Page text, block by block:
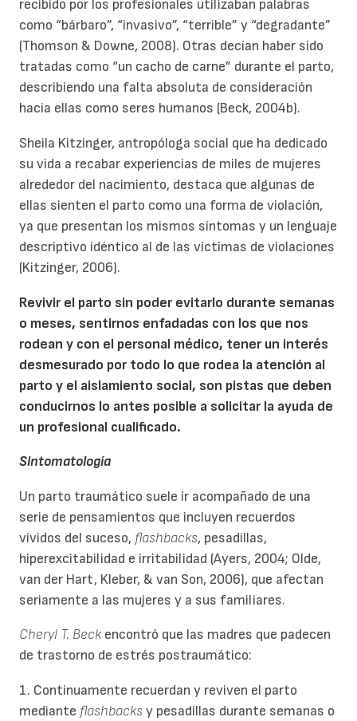
recibido por los profesionales utilizaban palabras
como “bárbaro”, “invasivo”, “terrible” y “degradante”
(Thomson & Downe, 2008). Otras decían haber sido
tratadas como “un cacho de carne” durante el parto,
describiendo una falta absoluta de consideración
hacia ellas como seres humanos (Beck, 2004b).
Sheila Kitzinger, antropóloga social que ha dedicado
su vida a recabar experiencias de miles de mujeres
alrededor del nacimiento, destaca que algunas de
ellas sienten el parto como una forma de violación,
ya que presentan los mismos síntomas y un lenguaje
descriptivo idéntico al de las víctimas de violaciones
(Kitzinger, 2006).
Revivir el parto sin poder evitarlo durante semanas
o meses, sentirnos enfadadas con los que nos
rodean y con el personal médico, tener un interés
desmesurado por todo lo que rodea la atención al
parto y el aislamiento social, son pistas que deben
conducirnos lo antes posible a solicitar la ayuda de
un profesional cualificado.
Sintomatología
Un parto traumático suele ir acompañado de una
serie de pensamientos que incluyen recuerdos
vívidos del suceso, flashbacks, pesadillas,
hiperexcitabilidad e irritabilidad (Ayers, 2004; Olde,
van der Hart, Kleber, & van Son, 2006), que afectan
seriamente a las mujeres y a sus familiares.
Cheryl T. Beckencontró que las madres que padecen
de trastorno de estrés postraumático:
1. Continuamente recuerdan y reviven el parto
mediante flashbacksy pesadillas durante semanas o